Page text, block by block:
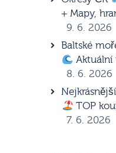
+ Mapy,
9. 6. 2026
Baltské
Aktuální
8. 6. 2026
TOP
7. 6. 2026